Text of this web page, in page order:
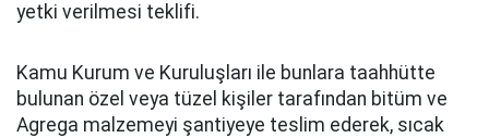
yetki verilmesi teklifi.
Kamu Kurum ve Kuruluşları ile bunlara taahhütte
bulunan özel veya tüzel kişiler tarafından bitüm ve
Agrega malzemeyi şantiyeye teslim ederek, sıcak